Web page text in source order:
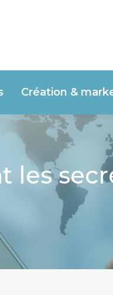
Création &
les